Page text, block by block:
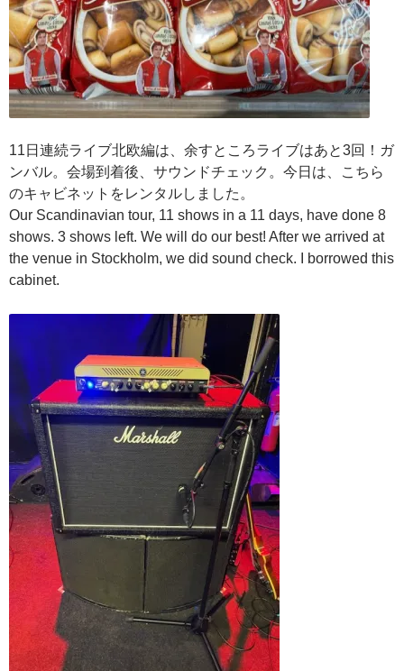
11日連続ライブ北欧編は、余すところライブはあと3回！ガ
ンバル。会場到着後、サウンドチェック。今日は、こちら
のキャビネットをレンタルしました。
Our Scandinavian tour, 11 shows in a 11 days, have done 8
shows. 3 shows left. We will do our best! After we arrived at
the venue in Stockholm, we did sound check. I borrowed this
cabinet.